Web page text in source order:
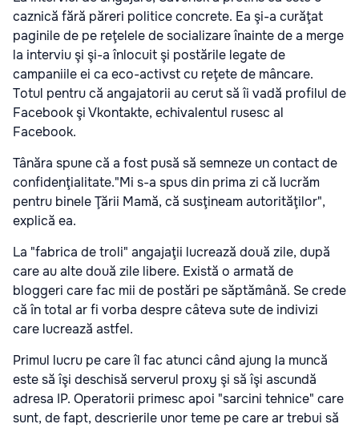
caznică fără păreri politice concrete. Ea şi-a curăţat
paginile de pe reţelele de socializare înainte de a merge
la interviu şi şi-a înlocuit şi postările legate de
campaniile ei ca eco-activst cu reţete de mâncare.
Totul pentru că angajatorii au cerut să îi vadă profilul de
Facebook şi Vkontakte, echivalentul rusesc al
Facebook.
Tânăra spune că a fost pusă să semneze un contact de
confidenţialitate."Mi s-a spus din prima zi că lucrăm
pentru binele Ţării Mamă, că susţineam autorităţilor",
explică ea.
La "fabrica de troli" angajaţii lucrează două zile, după
care au alte două zile libere. Există o armată de
bloggeri care fac mii de postări pe săptămână. Se crede
că în total ar fi vorba despre câteva sute de indivizi
care lucrează astfel.
Primul lucru pe care îl fac atunci când ajung la muncă
este să îşi deschisă serverul proxy şi să îşi ascundă
adresa IP. Operatorii primesc apoi "sarcini tehnice" care
sunt, de fapt, descrierile unor teme pe care ar trebui să